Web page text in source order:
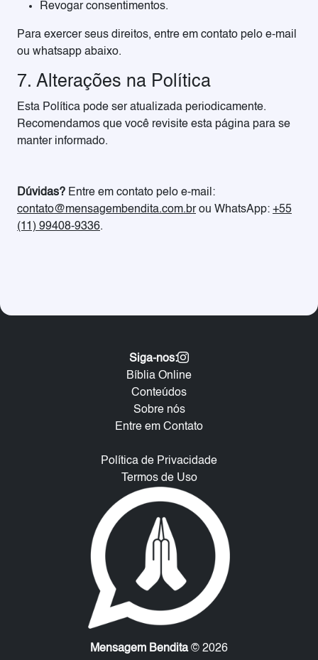
Revogar consentimentos.
Para exercer seus direitos, entre em contato pelo e-mail
ou whatsapp abaixo.
7. Alterações na Política
Esta Política pode ser atualizada periodicamente.
Recomendamos que você revisite esta página para se
manter informado.
Dúvidas? Entre em contato pelo e-mail:
contato@mensagembendita.com.brou WhatsApp: +55
(11) 99408-9336.
Mensagem Bendita© 2026
Bíblia Online
Conteúdos
Sobre nós
Entre em Contato
Política de Privacidade
Termos de Uso
Siga-nos: